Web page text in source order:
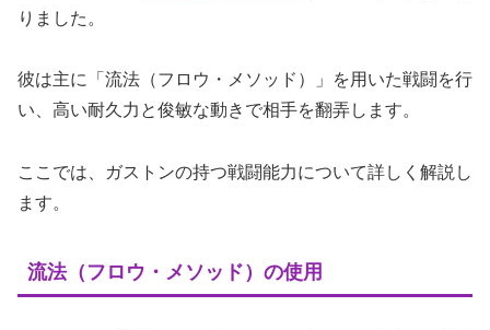
りました。
彼は主に「流法（フロウ・メソッド）」を用いた戦闘を行
い、高い耐久力と俊敏な動きで相手を翻弄します。
ここでは、ガストンの持つ戦闘能力について詳しく解説し
ます。
流法（フロウ・メソッド）の使用